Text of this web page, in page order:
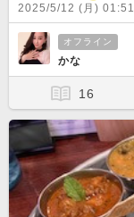
2025/5/12 (月) 01:51
オフライン
かな
16